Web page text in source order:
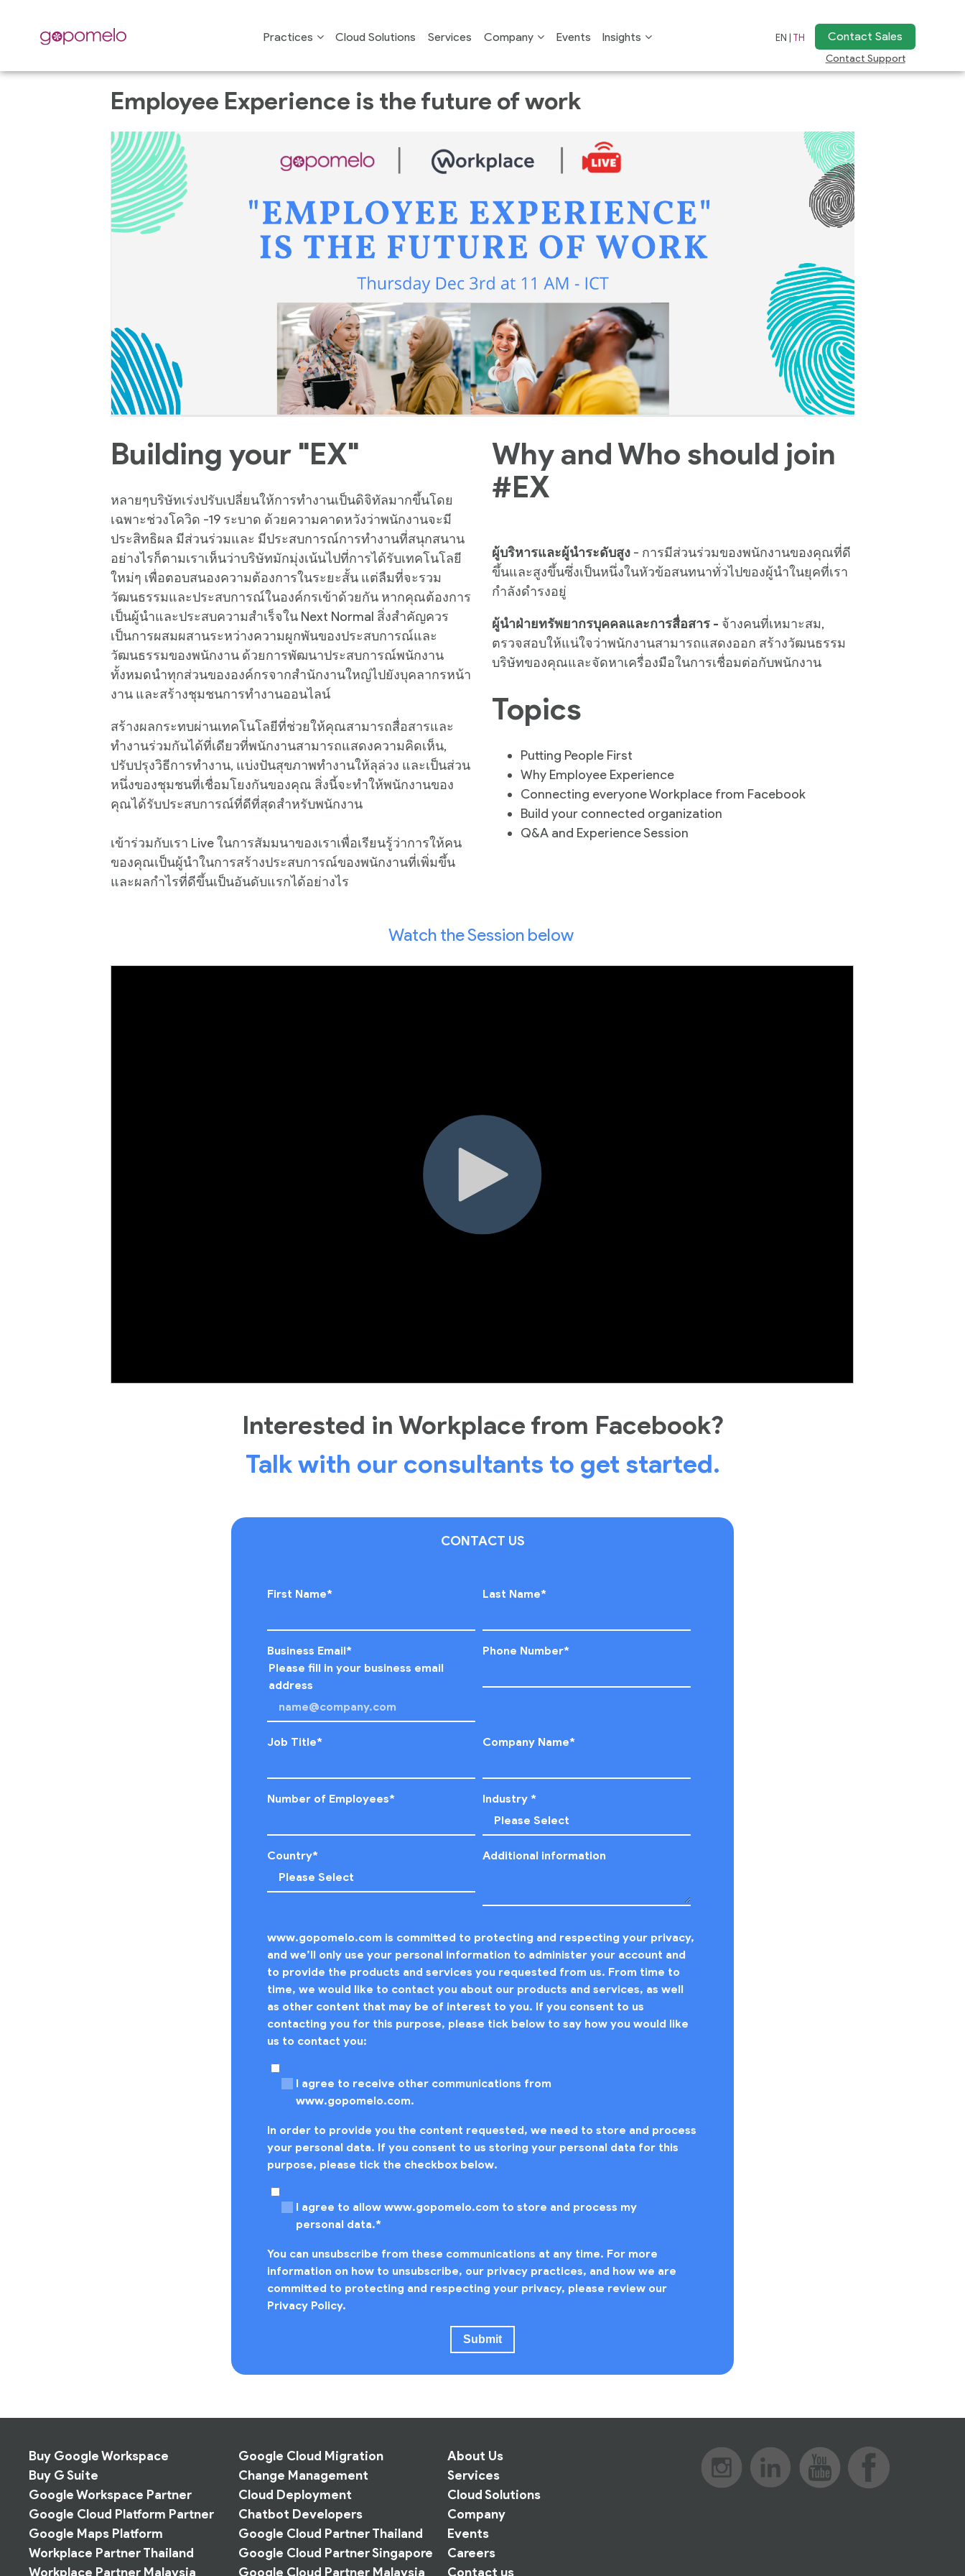
Practices Cloud Solutions Services Company Events Insights EN | TH Contact Sales
Contact Support
Employee Experience is the future of work
Building your "EX"
หลายๆบริษัทเร่งปรับเปลี่ยนให้การทำงานเป็นดิจิทัลมากขึ้นโดย
เฉพาะช่วงโควิด -19 ระบาด ด้วยความคาดหวังว่าพนักงานจะมี
ประสิทธิผล มีส่วนร่วมและ มีประสบการณ์การทำงานที่สนุกสนาน
อย่างไรก็ตามเราเห็นว่าบริษัทมักมุ่งเน้นไปที่การได้รับเทคโนโลยี
ใหม่ๆ เพื่อตอบสนองความต้องการในระยะสั้น แต่ลืมที่จะรวม
วัฒนธรรมและประสบการณ์ในองค์กรเข้าด้วยกัน หากคุณต้องการ
เป็นผู้นำและประสบความสำเร็จใน Next Normal สิ่งสำคัญควร
เป็นการผสมผสานระหว่างความผูกพันของประสบการณ์และ
วัฒนธรรมของพนักงาน ด้วยการพัฒนาประสบการณ์พนักงาน
ทั้งหมดนำทุกส่วนขององค์กรจากสำนักงานใหญ่ไปยังบุคลากรหน้า
งาน และสร้างชุมชนการทำงานออนไลน์
สร้างผลกระทบผ่านเทคโนโลยีที่ช่วยให้คุณสามารถสื่อสารและ
ทำงานร่วมกันได้ที่เดียวที่พนักงานสามารถแสดงความคิดเห็น,
ปรับปรุงวิธีการทำงาน, แบ่งปันสุขภาพทำงานให้ลุล่วง และเป็นส่วน
หนึ่งของชุมชนที่เชื่อมโยงกันของคุณ สิ่งนี้จะทำให้พนักงานของ
คุณได้รับประสบการณ์ที่ดีที่สุดสำหรับพนักงาน
เข้าร่วมกับเรา Live ในการสัมมนาของเราเพื่อเรียนรู้ว่าการให้คน
ของคุณเป็นผู้นำในการสร้างประสบการณ์ของพนักงานที่เพิ่มขึ้น
และผลกำไรที่ดีขึ้นเป็นอันดับแรกได้อย่างไร
Why and Who should join
#EX
ผู้บริหารและผู้นำระดับสูง - การมีส่วนร่วมของพนักงานของคุณที่ดี
ขึ้นและสูงขึ้นซึ่งเป็นหนึ่งในหัวข้อสนทนาทั่วไปของผู้นำในยุคที่เรา
กำลังดำรงอยู่
ผู้นำฝ่ายทรัพยากรบุคคลและการสื่อสาร - จ้างคนที่เหมาะสม,
ตรวจสอบให้แน่ใจว่าพนักงานสามารถแสดงออก สร้างวัฒนธรรม
บริษัทของคุณและจัดหาเครื่องมือในการเชื่อมต่อกับพนักงาน
Topics
Putting People First
Why Employee Experience
Connecting everyone Workplace from Facebook
Build your connected organization
Q&A and Experience Session
Watch the Session below
Interested in Workplace from Facebook?
Talk with our consultants to get started.
CONTACT US
First Name* Last Name*
Business Email*
Please fill in your business email
address
Phone Number*
Job Title* Company Name*
Number of Employees* Industry *
Country* Additional information
www.gopomelo.com is committed to protecting and respecting your privacy,
and we’ll only use your personal information to administer your account and
to provide the products and services you requested from us. From time to
time, we would like to contact you about our products and services, as well
as other content that may be of interest to you. If you consent to us
contacting you for this purpose, please tick below to say how you would like
us to contact you:
I agree to receive other communications from
www.gopomelo.com.
In order to provide you the content requested, we need to store and process
your personal data. If you consent to us storing your personal data for this
purpose, please tick the checkbox below.
I agree to allow www.gopomelo.com to store and process my
personal data.*
You can unsubscribe from these communications at any time. For more
information on how to unsubscribe, our privacy practices, and how we are
committed to protecting and respecting your privacy, please review our
Privacy Policy.
Buy Google Workspace
Buy G Suite
Google Workspace Partner
Google Cloud Platform Partner
Google Maps Platform
Workplace Partner Thailand
Workplace Partner Malaysia
Google Cloud Migration
Change Management
Cloud Deployment
Chatbot Developers
Google Cloud Partner Thailand
Google Cloud Partner Singapore
Google Cloud Partner Malaysia
About Us
Services
Cloud Solutions
Company
Events
Careers
Contact us